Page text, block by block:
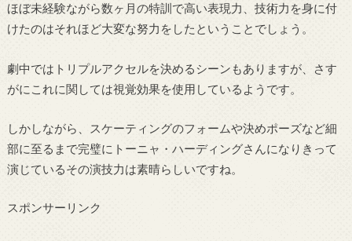
ほぼ未経験ながら数ヶ月の特訓で高い表現力、技術力を身に付
けたのはそれほど大変な努力をしたということでしょう。
劇中ではトリプルアクセルを決めるシーンもありますが、さす
がにこれに関しては視覚効果を使用しているようです。
しかしながら、スケーティングのフォームや決めポーズなど細
部に至るまで完璧にトーニャ・ハーディングさんになりきって
演じているその演技力は素晴らしいですね。
スポンサーリンク